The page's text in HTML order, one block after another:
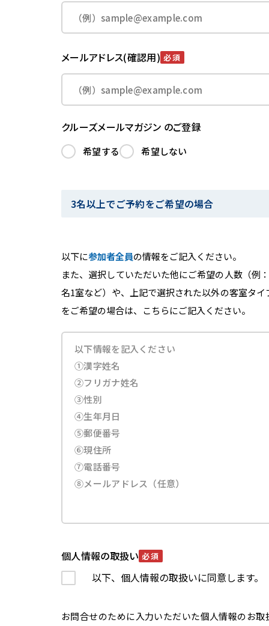
メールアドレス(確認用) 必須
クルーズメールマガジン のご登録
希望する 希望しない
3名以上でご予約をご希望の場合
以下に参加者全員の情報をご記入ください。
また、選択していただいた他にご希望の人数（例
名1室など）や、上記で選択された以外の客室タイ
をご希望の場合は、こちらにご記入ください。
個人情報の取扱い 必須
以下、個人情報の取扱いに同意します。
お問合せのために入力いただいた個人情報のお取